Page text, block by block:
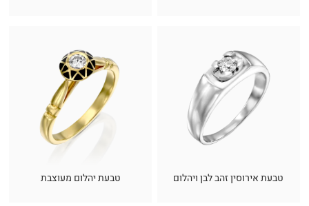
טבעת אירוסין זהב לבן ויהלום טבעת יהלום מעוצבת